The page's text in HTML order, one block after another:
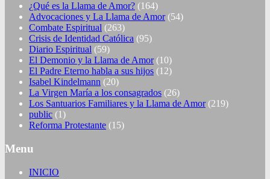
¿Qué es la Llama de Amor? (164)
Advocaciones y La Llama de Amor(54)
Combate Espiritual (263)
Crisis de Identidad Católica (95)
Diario Espiritual (59)
El Demonio y la Llama de Amor(10)
El Padre Eterno habla a sus hijos (12)
Isabel Kindelmann (20)
La Virgen María a los consagrados (26)
Los Santuarios Familiares y la Llama de Amor(219)
public (1)
Reforma Protestante (15)
Menu
INICIO